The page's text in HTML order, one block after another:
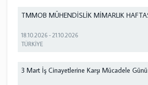
TMMOB MÜHENDİSLİK MİMARLIK
18.10.2026 -21.10.2026
TÜRKİYE
3 Mart İş Cinayetlerine Karşı Mücadele Günü